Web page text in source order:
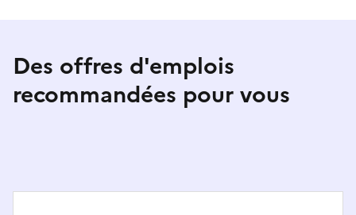
Des offres d'emplois
recommandées pour vous